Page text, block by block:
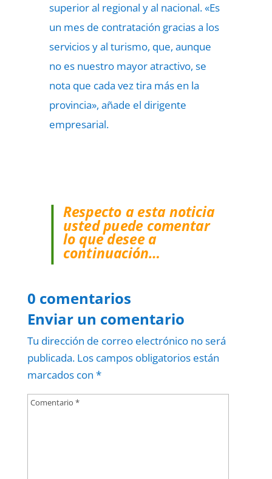
superior al regional y al nacional. «Es
un mes de contratación gracias a los
servicios y al turismo, que, aunque
no es nuestro mayor atractivo, se
nota que cada vez tira más en la
provincia», añade el dirigente
empresarial.
Respecto a esta noticia
usted puede comentar
lo que desee a
continuación…
0 comentarios
Enviar un comentario
Tu dirección de correo electrónico no será
publicada. Los campos obligatorios están
marcados con *